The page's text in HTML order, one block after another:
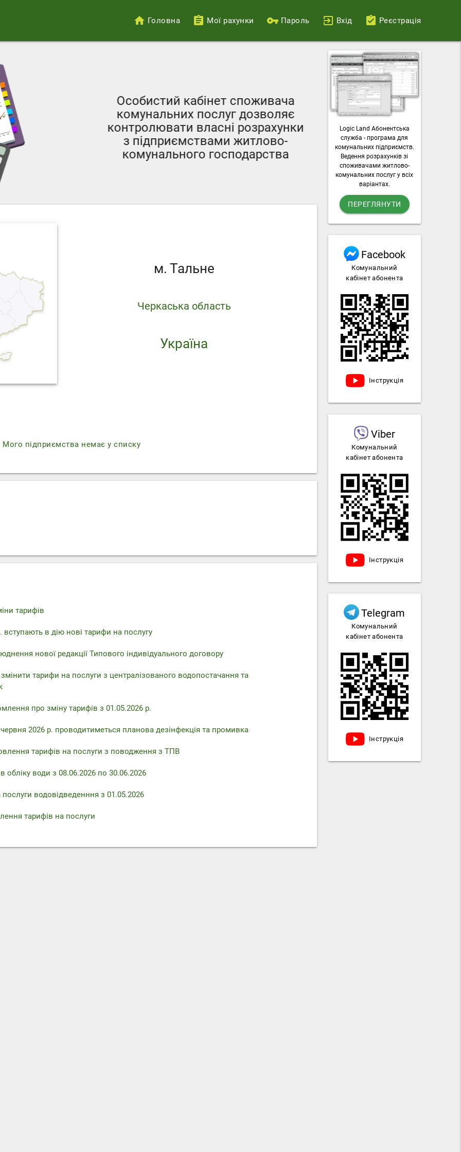
Головна Мої рахунки Пароль Вхід Реєстрація
Особистий кабінет споживача
комунальних послуг дозволяє
контролювати власні розрахунки
з підприємствами житлово-
комунального господарства
Ваш
можливості
лічильників,
комунальні
завантажувати
м. Тальне
Черкаська область
Україна
Мого підприємства немає у списку
тарифів
в дію нові тарифи на послугу
нової редакції Типового індивідуального договору
тарифи на послуги з централізованого водопостачання та
про зміну тарифів з 01.05.2026 р.
2026 р. проводитиметься планова дезінфекція та промивка
тарифів на послуги з поводження з ТПВ
обліку води з 08.06.2026 по 30.06.2026
водовідведенння з 01.05.2026
тарифів на послуги
Logic Land Абонентська
служба - програма для
комунальних підприємств.
Ведення розрахунків зі
споживачами житлово-
комунальних послуг у всіх
варіантах.
ПЕРЕГЛЯНУТИ
Facebook
Комунальний
кабінет абонента
Інструкція
Viber
Комунальний
кабінет абонента
Інструкція
Telegram
Комунальний
кабінет абонента
Інструкція